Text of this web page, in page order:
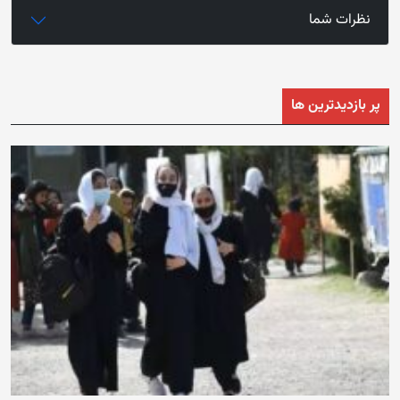
نظرات شما
پر بازدیدترین ها